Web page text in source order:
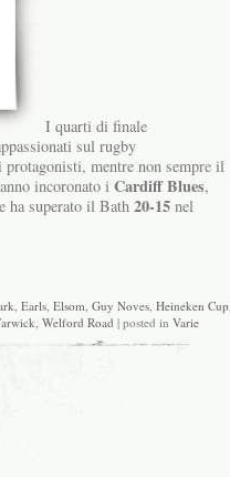
I quarti di finale
sul rugby
mentre non sempre il
incoronato i Cardiff Blues,
ha superato il Bath 20-15 nel
Earls, Elsom Guy Noves, Heineken Cup,
Welford Road | posted in Varie